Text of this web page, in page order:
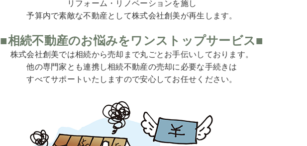
リフォーム・リノベーションを施し
予算内で素敵な不動産として株式会社創美が再生します。
■相続不動産のお悩みをワンストップサービス■
株式会社創美では相続から売却まで丸ごとお手伝いしております。
他の専門家とも連携し相続不動産の売却に必要な手続きは
すべてサポートいたしますので安心してお任せください。